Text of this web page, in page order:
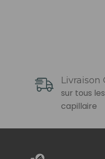
Livraison
sur tous
capillaire